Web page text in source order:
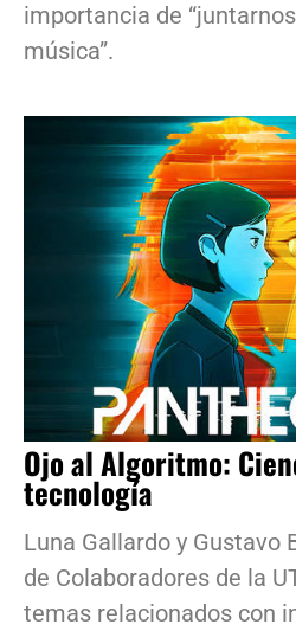
importancia de
música”.
Ojo al Algoritmo:
tecnología
Luna Gallardo y Gustavo
de Colaboradores de la
temas relacionados con